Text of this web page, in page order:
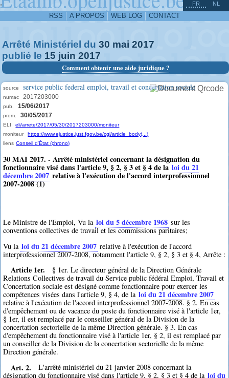
-
RSS A PROPOS WEB LOG CONTACT
FR NL
Arrêté Ministériel du 30 mai 2017
publié le 15 juin 2017
Comment obtenir une aide juridique ?
source service public federal emploi, travail et concertation sociale
numac 2017203000
pub. 15/06/2017
prom. 30/05/2017
ELI
eli/arrete/2017/05/30/2017203000/moniteur
moniteur
https://www.ejustice.just.fgov.be/cgi/article_body(...)
liens Conseil d'État (chrono)
30 MAI 2017. - Arrêté ministériel concernant la désignation du
fonctionnaire visé dans l'article 9, § 2, § 3 et § 4 de la loi du 21
décembre 2007 relative à l'exécution de l'accord interprofessionnel
2007-2008 (1)
Le Ministre de l'Emploi, Vu la loi du 5 décembre 1968 sur les
conventions collectives de travail et les commissions paritaires;
Vu la loi du 21 décembre 2007 relative à l'exécution de l'accord
interprofessionnel 2007-2008, notamment l'article 9, § 2, § 3 et § 4, Arrête :
Article 1er.
§ 1er. Le directeur général de la Direction Générale
Relations Collectives de travail du Service public fédéral Emploi, Travail et
Concertation sociale est désigné comme fonctionnaire pour exercer les
compétences visées dans l'article 9, § 4, de la loi du 21 décembre 2007
relative à l'exécution de l'accord interprofessionnel 2007-2008. § 2. En cas
d'empêchement ou de vacance du poste du fonctionnaire visé à l'article 1er,
§ 1er, il est remplacé par le conseiller général de la Division de la
concertation sectorielle de la même Direction générale. § 3. En cas
d'empêchement du fonctionnaire visé à l'article 1er, § 2, il est remplacé par
un conseiller de la Division de la concertation sectorielle de la même
Direction générale.
Art. 2.
L'arrêté ministériel du 21 janvier 2008 concernant la
désignation du fonctionnaire visé dans l'article 9, § 2, § 3 et § 4 de la loi du
^